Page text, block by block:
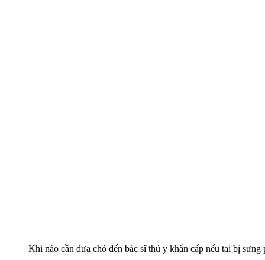
Khi nào cần đưa chó đến bác sĩ thú y khẩn cấp nếu tai bị sưng